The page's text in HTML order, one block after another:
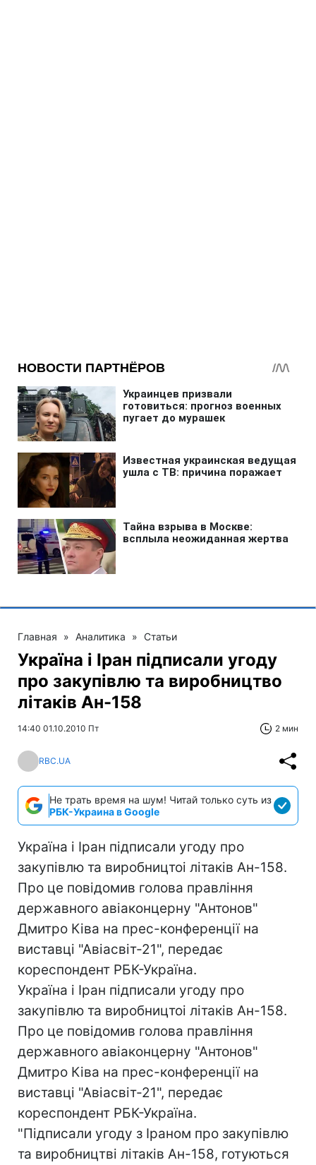
Главная » Аналитика » Статьи
Україна і Іран підписали угоду
про закупівлю та виробництво
літаків Ан-158
14:40 01.10.2010 Пт 2 мин
RBC.UA
Не трать время на шум! Читай только суть из
РБК-Украина в Google
Україна і Іран підписали угоду про
закупівлю та виробництоі літаків Ан-158.
Про це повідомив голова правління
державного авіаконцерну "Антонов"
Дмитро Ківа на прес-конференції на
виставці "Авіасвіт-21", передає
кореспондент РБК-Україна.
Україна і Іран підписали угоду про
закупівлю та виробництоі літаків Ан-158.
Про це повідомив голова правління
державного авіаконцерну "Антонов"
Дмитро Ківа на прес-конференції на
виставці "Авіасвіт-21", передає
кореспондент РБК-Україна.
"Підписали угоду з Іраном про закупівлю
та виробництві літаків Ан-158, готуються